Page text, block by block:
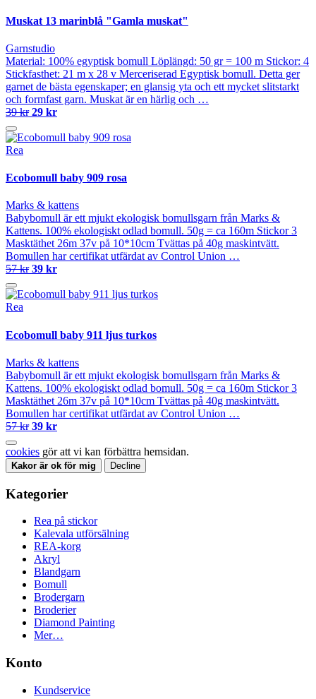
Muskat 13 marinblå "Gamla muskat"
Garnstudio
Material: 100% egyptisk bomull Löplängd: 50 gr = 100 m Stickor: 4
Stickfasthet: 21 m x 28 v Merceriserad Egyptisk bomull. Detta ger
garnet de bästa egenskaper; en glansig yta och ett mycket slitstarkt
och formfast garn. Muskat är en härlig och …
39 kr 29 kr
Rea
Ecobomull baby 909 rosa
Marks & kattens
Babybomull är ett mjukt ekologisk bomullsgarn från Marks &
Kattens. 100% ekologiskt odlad bomull. 50g = ca 160m Stickor 3
Masktäthet 26m 37v på 10*10cm Tvättas på 40g maskintvätt.
Bomullen har certifikat utfärdat av Control Union …
57 kr 39 kr
Rea
Ecobomull baby 911 ljus turkos
Marks & kattens
Babybomull är ett mjukt ekologisk bomullsgarn från Marks &
Kattens. 100% ekologiskt odlad bomull. 50g = ca 160m Stickor 3
Masktäthet 26m 37v på 10*10cm Tvättas på 40g maskintvätt.
Bomullen har certifikat utfärdat av Control Union …
57 kr 39 kr
cookies gör att vi kan förbättra hemsidan.
Kakor är ok för mig Decline
Kategorier
Rea på stickor
Kalevala utförsälning
REA-korg
Akryl
Blandgarn
Bomull
Brodergarn
Broderier
Diamond Painting
Mer…
Konto
Kundservice